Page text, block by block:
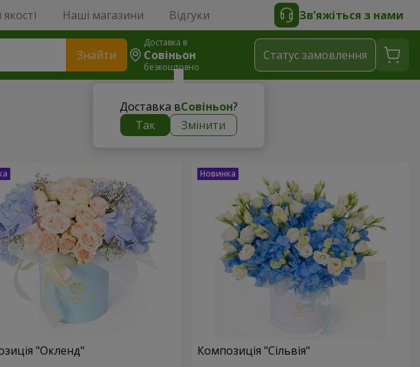
якості Наші магазини Відгуки Зв’яжіться з нами
Знайти
Доставка в
Совіньон
безкоштовно
Доставка вСовіньон?
Так
Змінити
Статус замовлення
"Окленд" Композиція "Сільвія"